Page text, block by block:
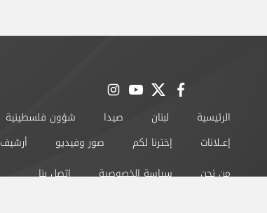
facebook
twitter
youtube
instagram
الرئيسية لبنان صيدا شؤون فلسطينية
إعــلانات
إخترنا لكم صور وفيديو
أرشيف
من نحن
سياسة الخصوصية اتصل بنا